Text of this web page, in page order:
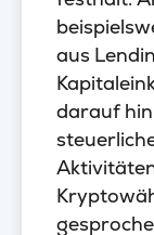
aus
darauf